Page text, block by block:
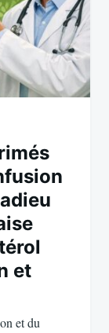
et
et du